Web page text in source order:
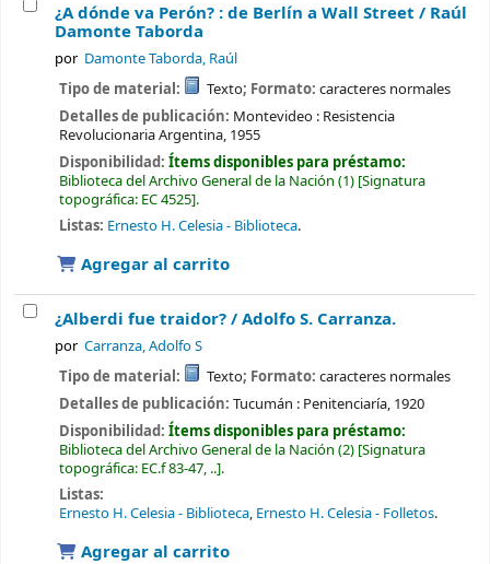
¿A dónde va Perón? : de Berlín a Wall Street / Raúl
Damonte Taborda
por Damonte Taborda, Raúl
Tipo de material: Texto; Formato:caracteres normales
Detalles de publicación: Montevideo : Resistencia
Revolucionaria Argentina, 1955
Disponibilidad: Ítems disponibles para préstamo:
Biblioteca del Archivo General de la Nación (1) Signatura
topográfica: EC 4525 .
Listas: Ernesto H. Celesia - Biblioteca.
Agregar al carrito
¿Alberdi fue traidor? /Adolfo S. Carranza.
por Carranza, Adolfo S
Tipo de material: Texto; Formato:caracteres normales
Detalles de publicación: Tucumán : Penitenciaría, 1920
Disponibilidad: Ítems disponibles para préstamo:
Biblioteca del Archivo General de la Nación (2) Signatura
topográfica: EC.f 83-47, .. .
Listas:
Ernesto H. Celesia - Biblioteca, Ernesto H. Celesia - Folletos.
Agregar al carrito